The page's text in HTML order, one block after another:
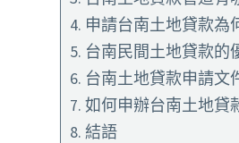
申請台南土地貸款為
台南民間土地貸款的
台南土地貸款申請文
如何申辦台南土地貸
結語